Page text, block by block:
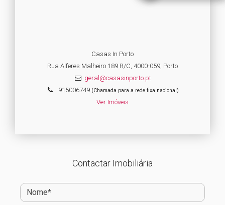
Casas In Porto
Rua Alferes Malheiro 189 R/C, 4000-059, Porto
geral@casasinporto.pt
915006749(Chamada para a rede fixa nacional)
Ver Imóveis
Contactar Imobiliária